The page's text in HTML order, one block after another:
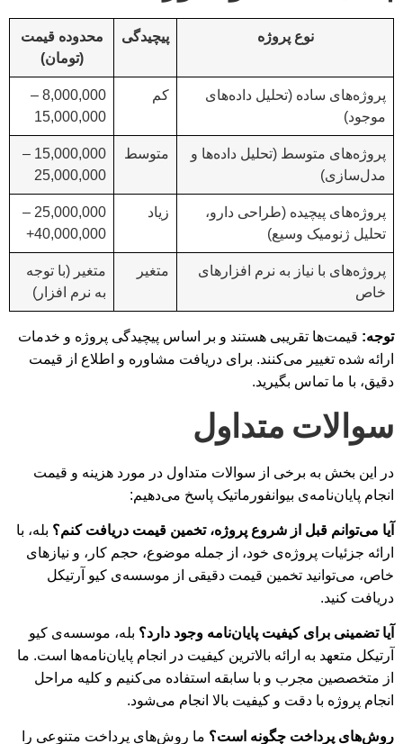
نوع پروژه پیچیدگی
محدوده قیمت
(تومان)
پروژه‌های ساده (تحلیل داده‌های
موجود)
کم
8,000,000 –
15,000,000
پروژه‌های متوسط (تحلیل داده‌ها و
مدل‌سازی)
متوسط
15,000,000 –
25,000,000
پروژه‌های پیچیده (طراحی دارو،
تحلیل ژنومیک وسیع)
زیاد
25,000,000 –
40,000,000+
پروژه‌های با نیاز به نرم افزارهای
خاص
متغیر
متغیر (با توجه
به نرم افزار)
توجه: قیمت‌ها تقریبی هستند و بر اساس پیچیدگی پروژه و خدمات
ارائه شده تغییر می‌کنند. برای دریافت مشاوره و اطلاع از قیمت
دقیق، با ما تماس بگیرید.
سوالات متداول
در این بخش به برخی از سوالات متداول در مورد هزینه و قیمت
انجام پایان‌نامه‌ی بیوانفورماتیک پاسخ می‌دهیم:
آیا می‌توانم قبل از شروع پروژه، تخمین قیمت دریافت کنم؟ بله، با
ارائه جزئیات پروژه‌ی خود، از جمله موضوع، حجم کار، و نیازهای
خاص، می‌توانید تخمین قیمت دقیقی از موسسه‌ی کیو آرتیکل
دریافت کنید.
آیا تضمینی برای کیفیت پایان‌نامه وجود دارد؟ بله، موسسه‌ی کیو
آرتیکل متعهد به ارائه بالاترین کیفیت در انجام پایان‌نامه‌ها است. ما
از متخصصین مجرب و با سابقه استفاده می‌کنیم و کلیه مراحل
انجام پروژه با دقت و کیفیت بالا انجام می‌شود.
روش‌های پرداخت چگونه است؟ ما روش‌های پرداخت متنوعی را